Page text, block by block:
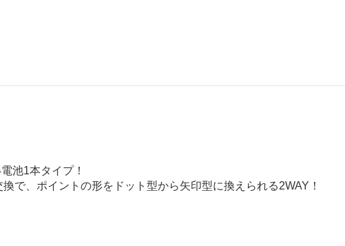
池1本タイプ！
で、ポイントの形をドット型から矢印型に換えられる2WAY！